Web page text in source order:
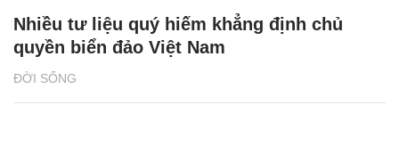
ĐỜI SỐNG
Nhiều tư liệu quý hiếm khẳng định chủ
quyền biển đảo Việt Nam